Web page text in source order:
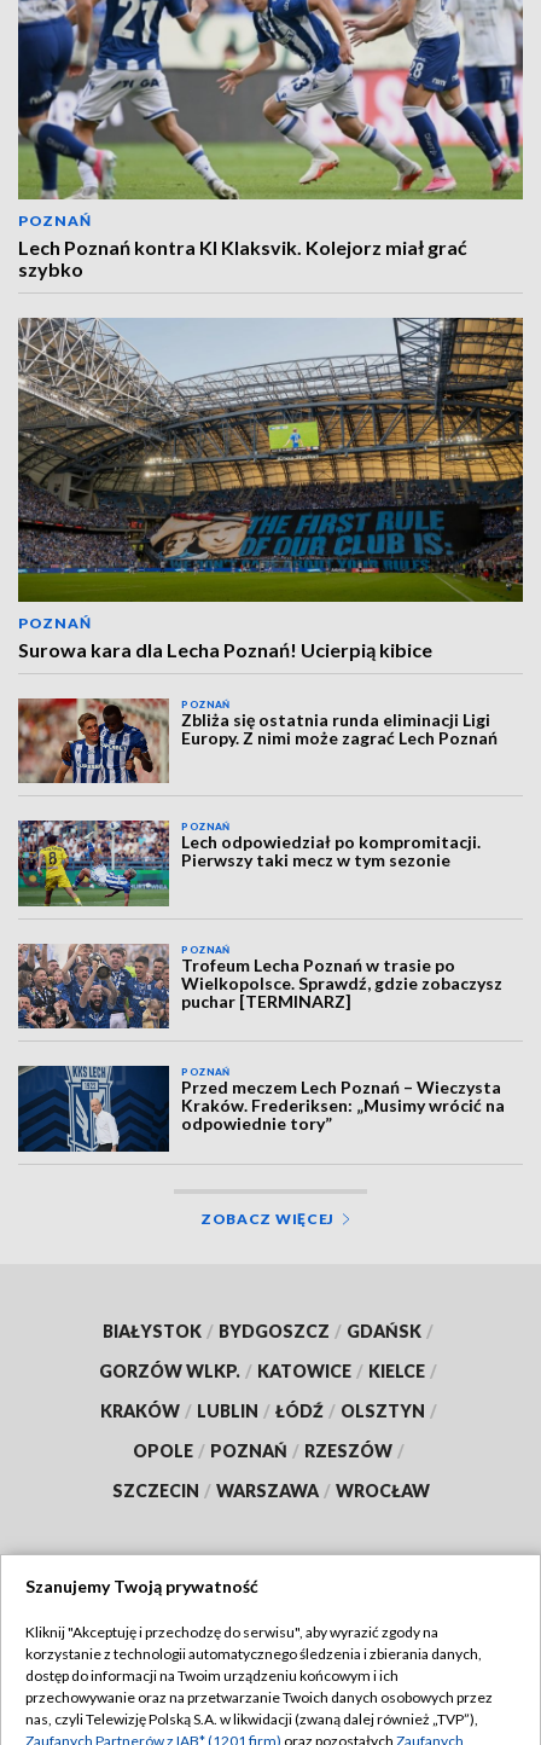
POZNAŃ
Lech Poznań kontra KI Klaksvik. Kolejorz miał grać
szybko
POZNAŃ
Surowa kara dla Lecha Poznań! Ucierpią kibice
POZNAŃ
Zbliża się ostatnia runda eliminacji Ligi
Europy. Z nimi może zagrać Lech Poznań
POZNAŃ
Lech odpowiedział po kompromitacji.
Pierwszy taki mecz w tym sezonie
POZNAŃ
Trofeum Lecha Poznań w trasie po
Wielkopolsce. Sprawdź, gdzie zobaczysz
puchar [TERMINARZ]
POZNAŃ
Przed meczem Lech Poznań – Wieczysta
Kraków. Frederiksen: „Musimy wrócić na
odpowiednie tory”
ZOBACZ WIĘCEJ
BIAŁYSTOK / BYDGOSZCZ / GDAŃSK /
GORZÓW WLKP. / KATOWICE / KIELCE /
KRAKÓW / LUBLIN / ŁÓDŹ / OLSZTYN /
OPOLE / POZNAŃ / RZESZÓW /
SZCZECIN / WARSZAWA / WROCŁAW
TVP
Abonament TVP
Emisja w TVP
Regulamin TVP
Szanujemy Twoją prywatność
Kliknij "Akceptuję i przechodzę do serwisu", aby wyrazić zgody na
korzystanie z technologii automatycznego śledzenia i zbierania danych,
dostęp do informacji na Twoim urządzeniu końcowym i ich
przechowywanie oraz na przetwarzanie Twoich danych osobowych przez
nas, czyli Telewizję Polską S.A. w likwidacji (zwaną dalej również „TVP”),
Zaufanych Partnerów z IAB* (1201 firm) oraz pozostałych Zaufanych